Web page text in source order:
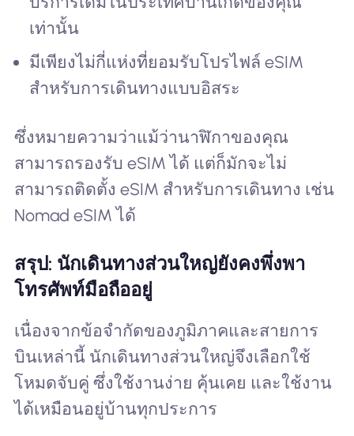
เท่านั้น
มีเพียงไม่กี่แห่งที่ยอมรับโปรไฟล์ eSIM
สำหรับการเดินทางแบบอิสระ
ซึ่งหมายความว่าแม้ว่านาฬิกาของคุณ
สามารถรองรับ eSIM ได้ แต่ก็มักจะไม่
สามารถติดตั้ง eSIM สำหรับการเดินทาง เช่น
Nomad eSIM ได้
สรุป: นักเดินทางส่วนใหญ่ยังคงพึ่งพา
โทรศัพท์มือถืออยู่
เนื่องจากข้อจำกัดของภูมิภาคและสายการ
บินเหล่านี้ นักเดินทางส่วนใหญ่จึงเลือกใช้
โหมดจับคู่ ซึ่งใช้งานง่าย คุ้นเคย และใช้งาน
ได้เหมือนอยู่บ้านทุกประการ